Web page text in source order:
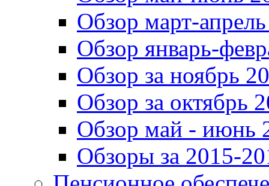
Обзор март-
Обзор январь-
Обзор за ноябрь
Обзор за октябрь
Обзор май - июнь
Обзоры за 2015-